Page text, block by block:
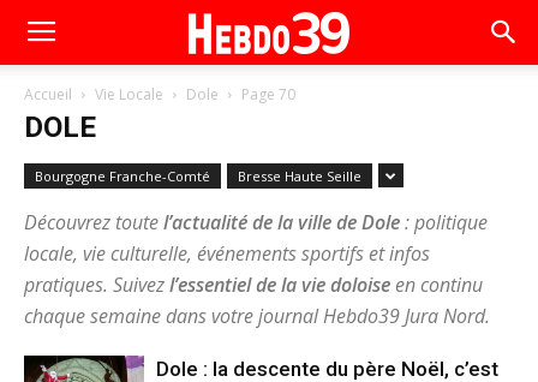
Accueil Vie Locale Dole Page 70
DOLE
Bourgogne Franche-Comté Bresse Haute Seille
Découvrez toutel’actualité de la ville de Dole: politique
locale, vie culturelle, événements sportifs et infos
pratiques. Suivezl’essentiel de la vie doloiseen continu
chaque semaine dans votre journal Hebdo39 Jura Nord.
Dole : la descente du père Noël, c’est